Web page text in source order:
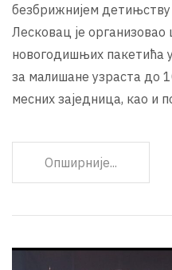
безбрижнијем детињству
Лесковац је
новогодишњих пакетића
за малишане узраста до
месних заједница, као и
Опширније...